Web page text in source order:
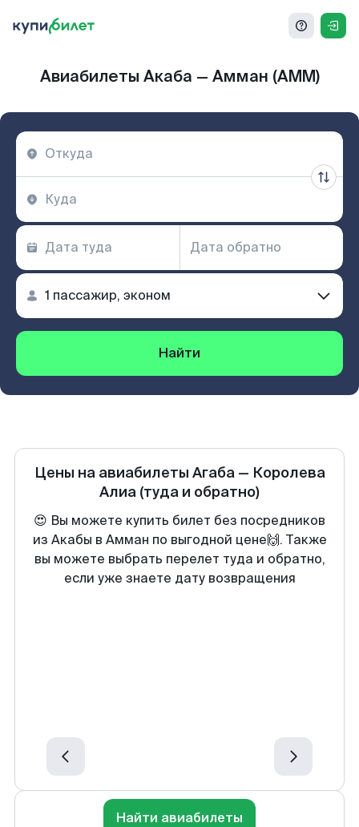
Авиабилеты Акаба — Амман (AMM)
Найти
Цены на авиабилеты Агаба— Королева
Алиа (туда и обратно)
😍 Вы можете купить билет без посредников
из Акабы в Амман по выгодной цене🙌. Также
вы можете выбрать перелет туда и обратно,
если уже знаете дату возвращения
Найти авиабилеты